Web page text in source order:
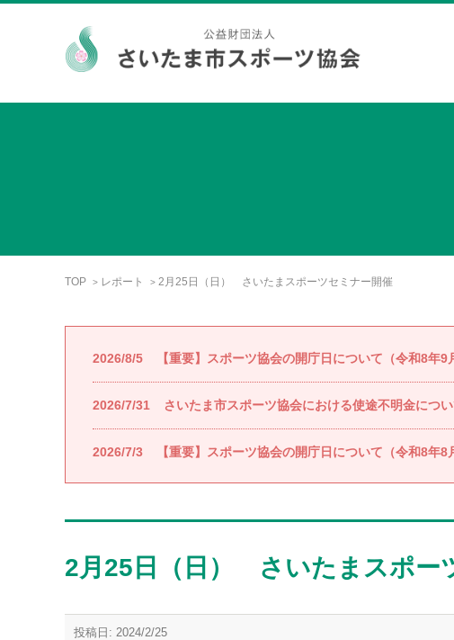
TOP > レポート > 2月25日（日） さいたまスポーツセミナー開催
2026/8/5 【重要】スポーツ協会の開庁日について（令和8年
2026/7/31 さいたま市スポーツ協会における使途不明金につい
2026/7/3 【重要】スポーツ協会の開庁日について（令和8年
2月25日（日） さいたまスポー
投稿日: 2024/2/25